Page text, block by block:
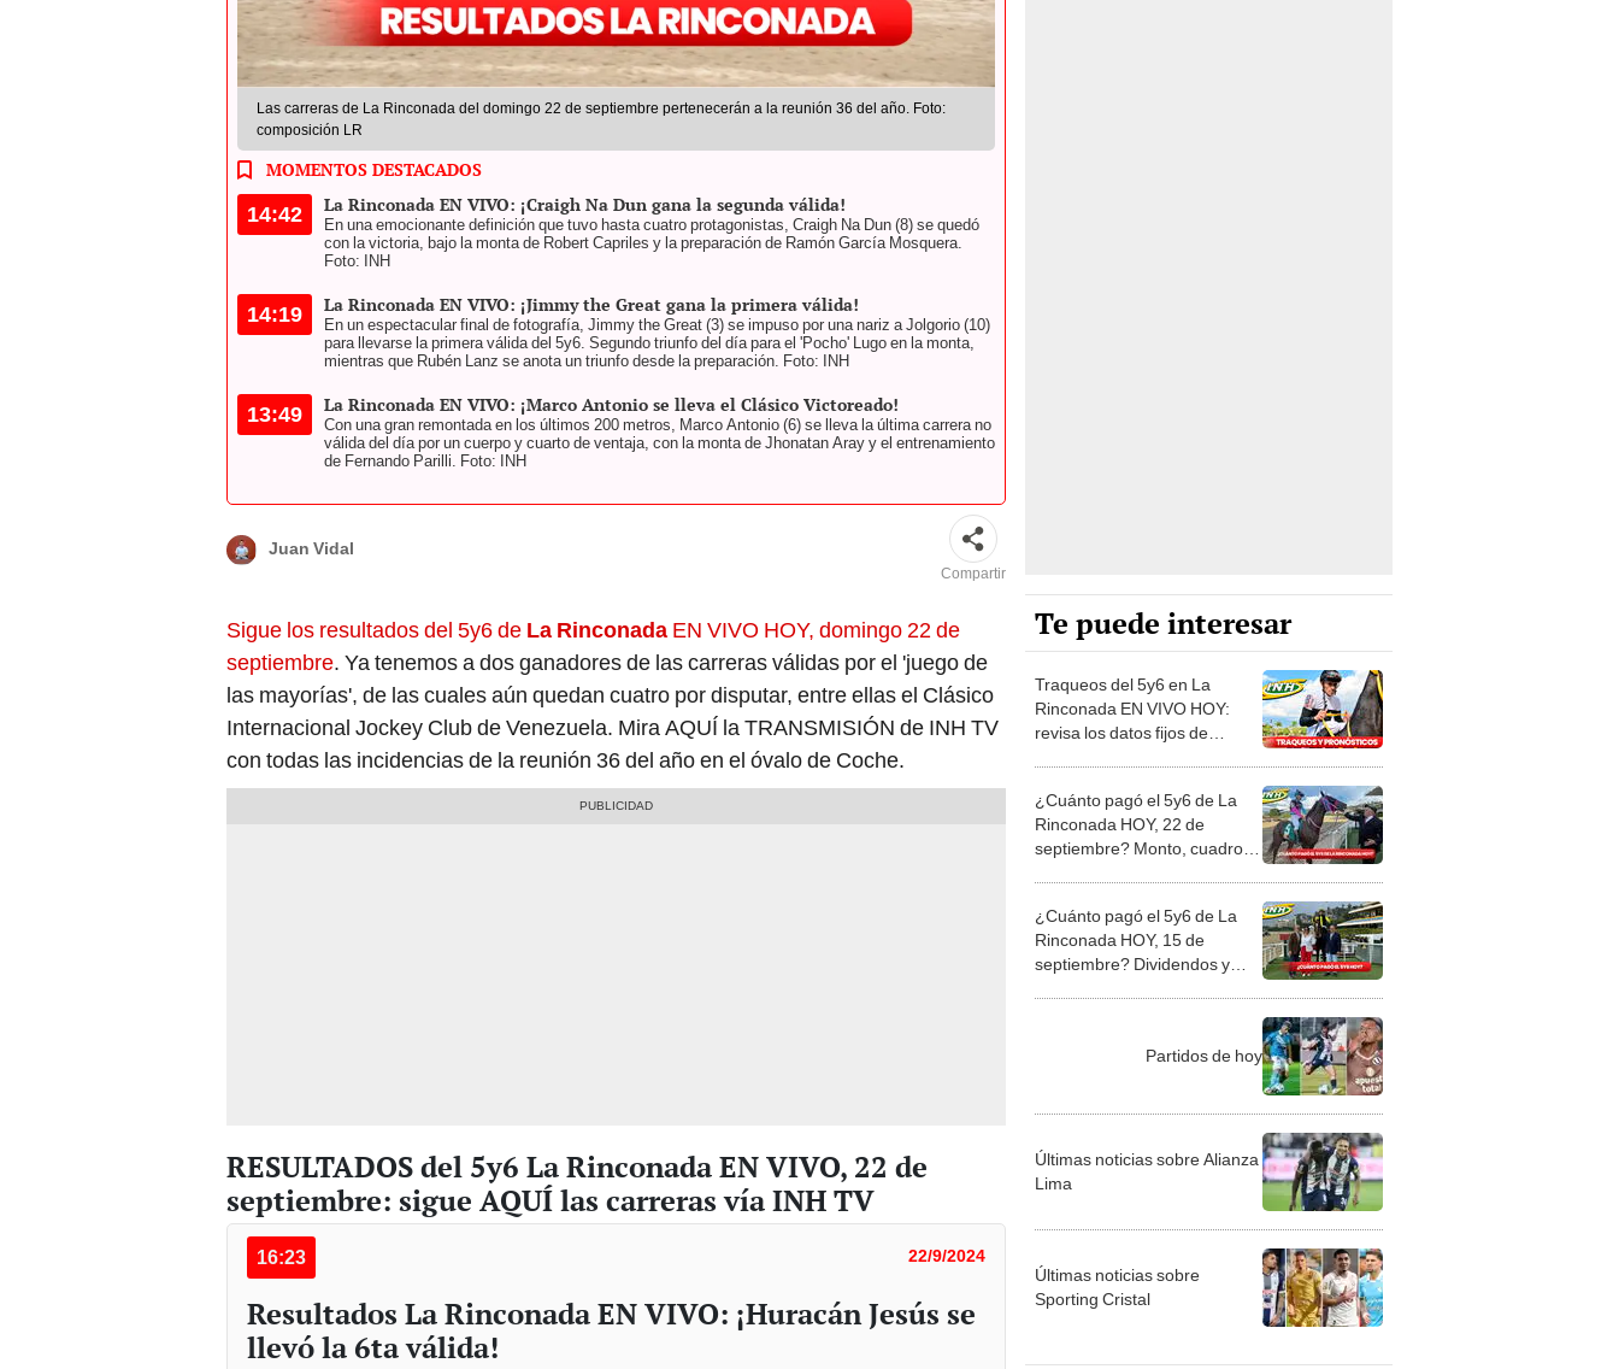
Las carreras de La Rinconada del domingo 22 de septiembre pertenecerán a la reunión 36 del año. Foto:
composición LR
MOMENTOS DESTACADOS
14:42 La Rinconada EN VIVO: ¡Craigh Na Dun gana la segunda válida!
En una emocionante definición que tuvo hasta cuatro protagonistas, Craigh Na Dun (8) se quedó
con la victoria, bajo la monta de Robert Capriles y la preparación de Ramón García Mosquera.
Foto: INH
14:19 La Rinconada EN VIVO: ¡Jimmy the Great gana la primera válida!
En un espectacular final de fotografía, Jimmy the Great (3) se impuso por una nariz a Jolgorio (10)
para llevarse la primera válida del 5y6. Segundo triunfo del día para el 'Pocho' Lugo en la monta,
mientras que Rubén Lanz se anota un triunfo desde la preparación. Foto: INH
13:49 La Rinconada EN VIVO: ¡Marco Antonio se lleva el Clásico Victoreado!
Con una gran remontada en los últimos 200 metros, Marco Antonio (6) se lleva la última carrera no
válida del día por un cuerpo y cuarto de ventaja, con la monta de Jhonatan Aray y el entrenamiento
de Fernando Parilli. Foto: INH
Juan Vidal
Compartir
Sigue los resultados del 5y6 de La Rinconada EN VIVO HOY, domingo 22 de
septiembre. Ya tenemos a dos ganadores de las carreras válidas por el 'juego de
las mayorías', de las cuales aún quedan cuatro por disputar, entre ellas el Clásico
Internacional Jockey Club de Venezuela. Mira AQUÍ la TRANSMISIÓN de INH TV
con todas las incidencias de la reunión 36 del año en el óvalo de Coche.
RESULTADOS del 5y6 La Rinconada EN VIVO, 22 de
septiembre: sigue AQUÍ las carreras vía INH TV
16:23 22/9/2024
Resultados La Rinconada EN VIVO: ¡Huracán Jesús se
llevó la 6ta válida!
Te puede interesar
Traqueos del 5y6 en La
Rinconada EN VIVO HOY:
revisa los datos fijos de
¿Cuánto pagó el 5y6 de La
Rinconada HOY, 22 de
septiembre? Monto, cuadros
¿Cuánto pagó el 5y6 de La
Rinconada HOY, 15 de
septiembre? Dividendos y
Partidos de hoy
Últimas noticias sobre Alianza
Lima
Últimas noticias sobre
Sporting Cristal